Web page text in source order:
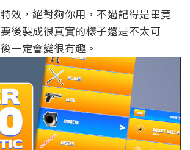
效，絕對夠你用，不過記得是畢竟
後製成很真實的樣子還是不太可
一定會變很有趣。